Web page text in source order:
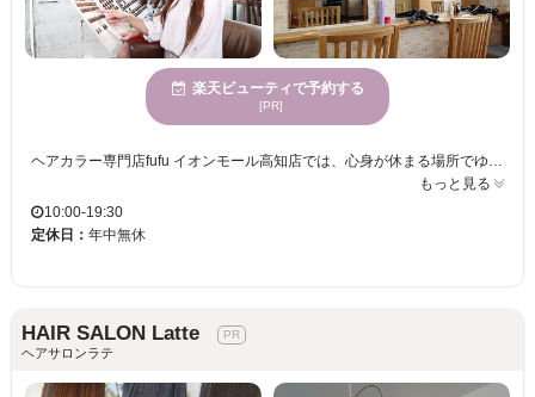
楽天ビューティで予約する
[PR]
ヘアカラー専門店fufu イオンモール高知店では、心身が休まる場所でゆったりと過ごしながら、トレンドと個性を融合したカラーを楽しむことができます。心地よい空間で、高い技術を持つスタイリストが一人ひとりにぴったりのカラーを提供し、大人の美しさを引き立てます。このサロンでは、カラーリングに熟練したプロフェッショナルが、明るく輝く髪を実現し、心地よい時間を過ごせることをお約束します。居心地良さと仕上がりの美しさを両立したい方におすすめです。
もっと見る
10:00-19:30
定休日： 年中無休
HAIR SALON Latte
ヘアサロンラテ